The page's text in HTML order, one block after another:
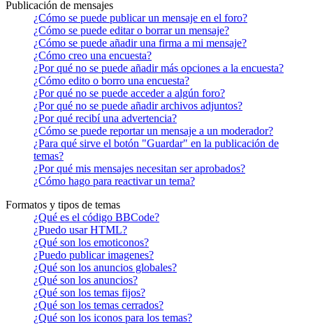
Publicación de mensajes
¿Cómo se puede publicar un mensaje en el foro?
¿Cómo se puede editar o borrar un mensaje?
¿Cómo se puede añadir una firma a mi mensaje?
¿Cómo creo una encuesta?
¿Por qué no se puede añadir más opciones a la encuesta?
¿Cómo edito o borro una encuesta?
¿Por qué no se puede acceder a algún foro?
¿Por qué no se puede añadir archivos adjuntos?
¿Por qué recibí una advertencia?
¿Cómo se puede reportar un mensaje a un moderador?
¿Para qué sirve el botón "Guardar" en la publicación de
temas?
¿Por qué mis mensajes necesitan ser aprobados?
¿Cómo hago para reactivar un tema?
Formatos y tipos de temas
¿Qué es el código BBCode?
¿Puedo usar HTML?
¿Qué son los emoticonos?
¿Puedo publicar imagenes?
¿Qué son los anuncios globales?
¿Qué son los anuncios?
¿Qué son los temas fijos?
¿Qué son los temas cerrados?
¿Qué son los iconos para los temas?